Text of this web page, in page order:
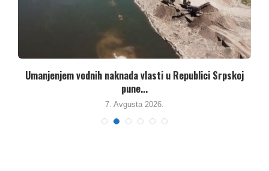
Umanjenjem vodnih naknada vlasti u Republici Srpskoj
pune...
7. Avgusta 2026.